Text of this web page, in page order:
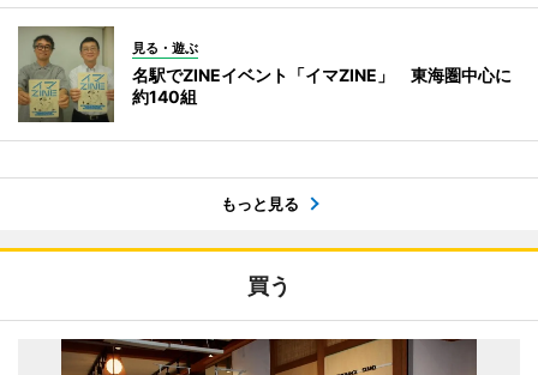
見る・遊ぶ
名駅でZINEイベント「イマZINE」 東海圏中心に
約140組
もっと見る
買う